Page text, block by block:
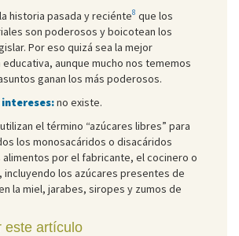
historia pasada y reciénte8 que los
son poderosos y boicotean los
Por eso quizá sea la mejor
aunque mucho nos tememos
ganan los más poderosos.
no existe.
el término “azúcares libres” para
los monosacáridos o disacáridos
alimentos por el fabricante, el cocinero o
incluyendo los azúcares presentes de
la miel, jarabes, siropes y zumos de
este artículo